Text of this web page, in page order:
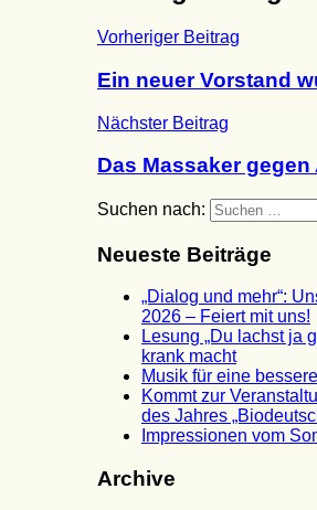
Vorheriger Beitrag
Ein neuer Vorstand
Nächster Beitrag
Das Massaker
Suchen nach:
Neueste Beiträge
„Dialog und mehr“:
2026 – Feiert mit uns!
Lesung „Du lachst ja
krank macht
Musik für eine
Kommt zur
des Jahres
Impressionen vom
Archive